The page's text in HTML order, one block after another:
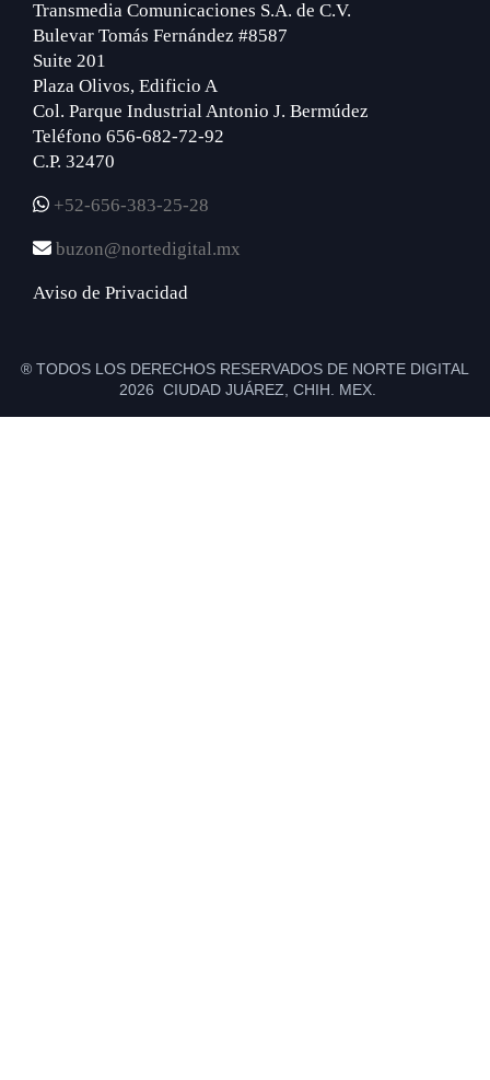
Transmedia Comunicaciones S.A. de C.V.
Bulevar Tomás Fernández #8587
Suite 201
Plaza Olivos, Edificio A
Col. Parque Industrial Antonio J. Bermúdez
Teléfono 656-682-72-92
C.P. 32470
+52-656-383-25-28
buzon@nortedigital.mx
Aviso de Privacidad
® TODOS LOS DERECHOS RESERVADOS DE NORTE DIGITAL
2026 CIUDAD JUÁREZ, CHIH. MEX.